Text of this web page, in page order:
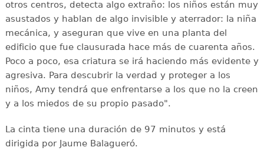
otros centros, detecta algo extraño: los niños están muy
asustados y hablan de algo invisible y aterrador: la niña
mecánica, y aseguran que vive en una planta del
edificio que fue clausurada hace más de cuarenta años.
Poco a poco, esa criatura se irá haciendo más evidente y
agresiva. Para descubrir la verdad y proteger a los
niños, Amy tendrá que enfrentarse a los que no la creen
y a los miedos de su propio pasado".
La cinta tiene una duración de 97 minutos y está
dirigida por Jaume Balagueró.